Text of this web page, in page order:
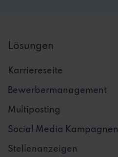
Lösungen
Karriereseite
Bewerbermanagement
Multiposting
Social Media Kampagnen
Stellenanzeigen